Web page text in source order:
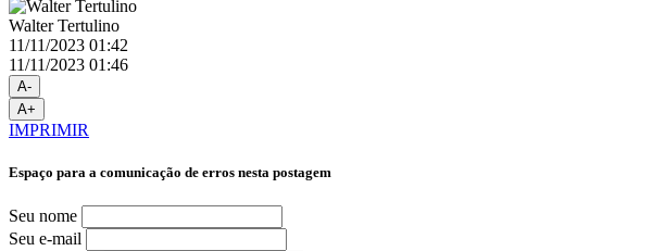
Walter Tertulino
11/11/2023 01:42
11/11/2023 01:46
A-
A+
IMPRIMIR
Espaço para a comunicação de erros nesta postagem
Seu nome
Seu e-mail